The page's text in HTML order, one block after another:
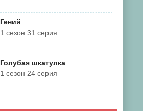
Гений
1 сезон 31 серия
Голубая шкатулка
1 сезон 24 серия